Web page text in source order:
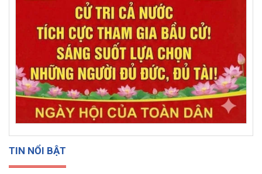
TIN NỔI BẬT